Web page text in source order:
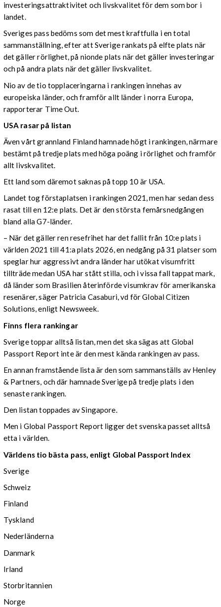
investeringsattraktivitet och livskvalitet för dem som bor i
landet.
Sveriges pass bedöms som det mest kraftfulla i en total
sammanställning, efter att Sverige rankats på elfte plats när
det gäller rörlighet, på nionde plats när det gäller investeringar
och på andra plats när det gäller livskvalitet.
Nio av de tio topplaceringarna i rankingen innehas av
europeiska länder, och framför allt länder i norra Europa,
rapporterar Time Out.
USA rasar på listan
Även vårt grannland Finland hamnade högt i rankingen, närmare
bestämt på tredje plats med höga poäng i rörlighet och framför
allt livskvalitet.
Ett land som däremot saknas på topp 10 är USA.
Landet tog förstaplatsen i rankingen 2021, men har sedan dess
rasat till en 12:e plats. Det är den största femårsnedgången
bland alla G7-länder.
– När det gäller ren resefrihet har det fallit från 10:e plats i
världen 2021 till 41:a plats 2026, en nedgång på 31 platser som
speglar hur aggressivt andra länder har utökat visumfritt
tillträde medan USA har stått stilla, och i vissa fall tappat mark,
då länder som Brasilien återinförde visumkrav för amerikanska
resenärer, säger Patricia Casaburi, vd för Global Citizen
Solutions, enligt Newsweek.
Finns flera rankingar
Sverige toppar alltså listan, men det ska sägas att Global
Passport Report inte är den mest kända rankingen av pass.
En annan framstående lista är den som sammanställs av Henley
& Partners, och där hamnade Sverige på tredje plats i den
senaste rankingen.
Den listan toppades av Singapore.
Men i Global Passport Report ligger det svenska passet alltså
etta i världen.
Världens tio bästa pass, enligt Global Passport Index
Sverige
Schweiz
Finland
Tyskland
Nederländerna
Danmark
Irland
Storbritannien
Norge